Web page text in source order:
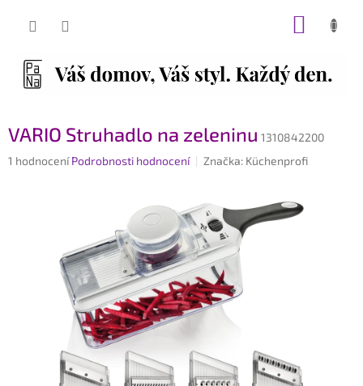
VARIO Struhadlo na zeleninu 1310842200
Průměrné
hvězdiček.
1 hodnocení Podrobnosti hodnocení Značka: Küchenprofi